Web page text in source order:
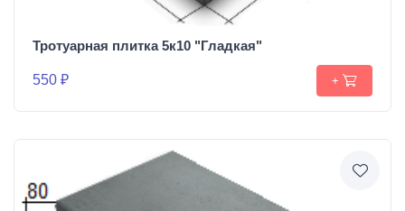
Тротуарная плитка 5к10 "Гладкая"
550 ₽ +